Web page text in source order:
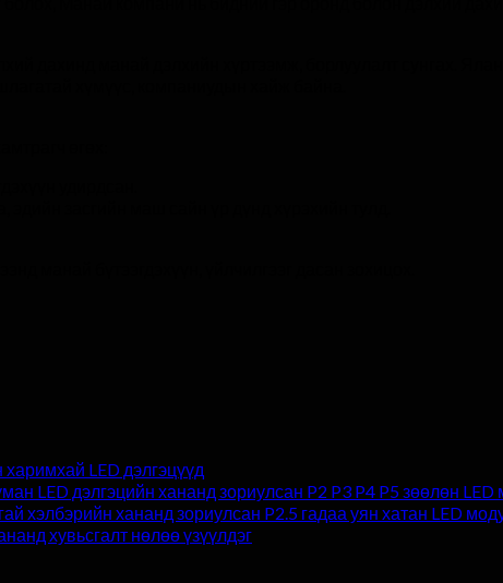
дахинд манай дэлхийн хүртээмж, борлуулалт сунгах.
хүмүүс, компаниудын хайж байна.
өгөх:
удирдсан.
эдийн засгийн маш сайн үр дүнд хүрэхийн тулд.
манай бүтээгдэхүүн, үйлчилгээг дасан зохицох.
LED дэлгэцүүд
LED дэлгэцийн хананд зориулсан P2 P3 P4 P5 зөөлөн LED
хэлбэрийн хананд зориулсан P2.5 гадаа уян хатан LED
хувьсгалт нөлөө үзүүлдэг